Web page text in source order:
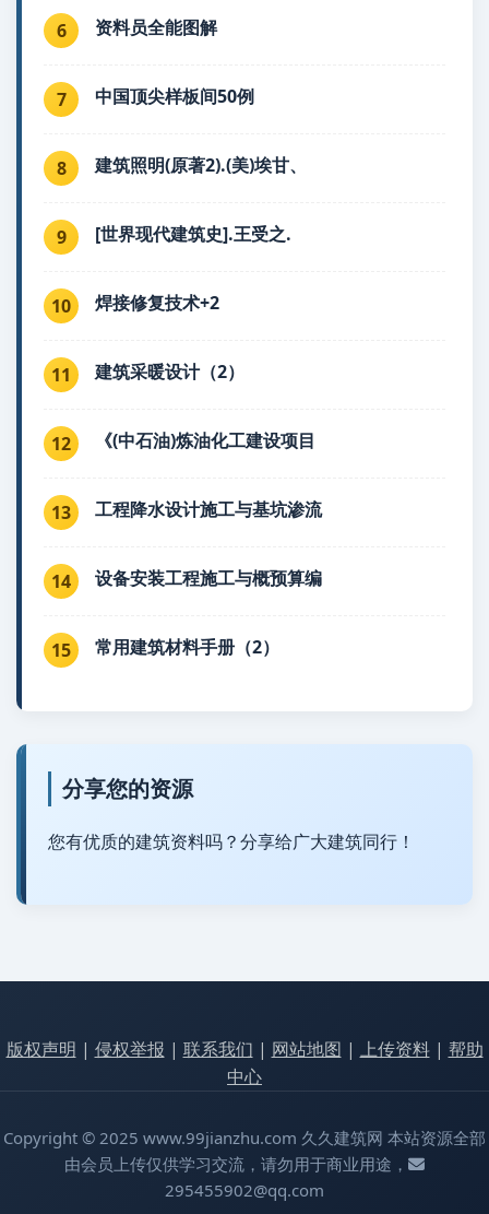
6 资料员全能图解
7 中国顶尖样板间50例
8 建筑照明(原著2).(美)埃甘、
9 [世界现代建筑史].王受之.
10 焊接修复技术+2
11 建筑采暖设计（2）
12 《(中石油)炼油化工建设项目
13 工程降水设计施工与基坑渗流
14 设备安装工程施工与概预算编
15 常用建筑材料手册（2）
分享您的资源
您有优质的建筑资料吗？分享给广大建筑同行！
版权声明 | 侵权举报 | 联系我们 | 网站地图 | 上传资料| 帮助
中心
Copyright © 2025 www.99jianzhu.com 久久建筑网 本站资源全部
由会员上传仅供学习交流，请勿用于商业用途，
295455902@qq.com